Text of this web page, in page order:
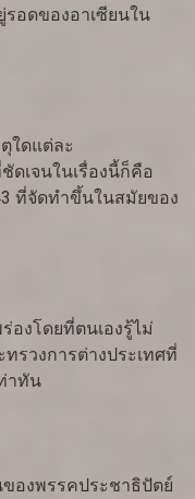
อดของอาเซียนใน
ใดแต่ละ
ดเจนในเรื่องนี้ก็คือ
ที่จัดทำขึ้นในสมัยของ
งโดยที่ตนเองรู้ไม่
รวงการต่างประเทศที่
าทัน
องพรรคประชาธิปัตย์